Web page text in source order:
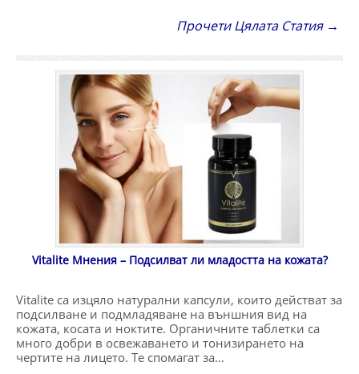
Прочети Цялата Статия →
Vitalite Мнения – Подсилват ли младостта на кожата?
Vitalite са изцяло натурални капсули, които действат за
подсилване и подмладяване на външния вид на
кожата, косата и ноктите. Органичните таблетки са
много добри в освежаването и тонизирането на
чертите на лицето. Те спомагат за…